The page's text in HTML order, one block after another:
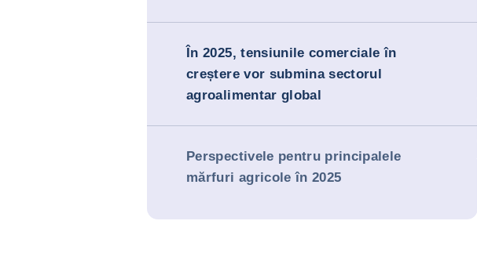
În 2025, tensiunile comerciale în
creștere vor submina sectorul
agroalimentar global
Perspectivele pentru principalele
mărfuri agricole în 2025